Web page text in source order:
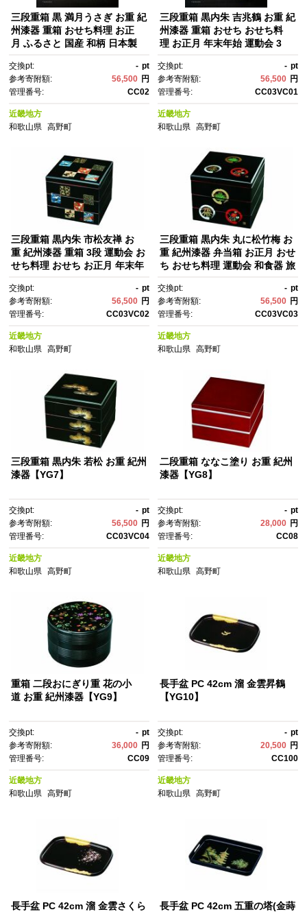
三段重箱 黒 満月うさぎ お重 紀
州漆器 重箱 おせち料理 お正
月 ふるさと 国産 和柄 日本製
交換pt: - pt
参考寄附額:
56,500 円
管理番号:
CC02
近畿地方
和歌山県
高野町
三段重箱 黒内朱 吉兆鶴 お重 紀
州漆器 重箱 おせち おせち料
理 お正月 年末年始 運動会 3
交換pt: - pt
参考寄附額:
56,500 円
管理番号:
CC03VC01
近畿地方
和歌山県 高野町
三段重箱 黒内朱 市松友禅 お
重 紀州漆器 重箱 3段 運動会 お
せち料理 おせち お正月 年末年
交換pt: - pt
参考寄附額:
56,500 円
管理番号:
CC03VC02
近畿地方
和歌山県
高野町
三段重箱 黒内朱 丸に松竹梅 お
重 紀州漆器 弁当箱 お正月 おせ
ち おせち料理 運動会 和食器 旅
交換pt: - pt
参考寄附額:
56,500 円
管理番号:
CC03VC03
近畿地方
和歌山県 高野町
三段重箱 黒内朱 若松 お重 紀州
漆器【YG7】
交換pt: - pt
参考寄附額:
56,500 円
管理番号:
CC03VC04
近畿地方
和歌山県
高野町
二段重箱 ななこ塗り お重 紀州
漆器【YG8】
交換pt: - pt
参考寄附額:
28,000 円
管理番号:
CC08
近畿地方
和歌山県 高野町
重箱 二段おにぎり重 花の小
道 お重 紀州漆器【YG9】
交換pt: - pt
参考寄附額:
36,000 円
管理番号:
CC09
近畿地方
和歌山県
高野町
長手盆 PC 42cm 溜 金雲昇鶴
【YG10】
交換pt: - pt
参考寄附額:
20,500 円
管理番号:
CC100
近畿地方
和歌山県 高野町
長手盆 PC 42cm 溜 金雲さくら
長手盆 PC 42cm 五重の塔(金蒔